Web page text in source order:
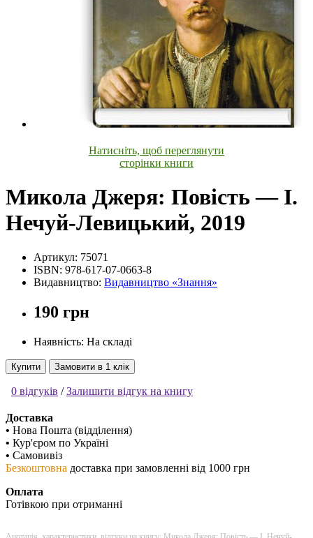
Натисніть, щоб переглянути
сторінки книги
Микола Джеря: Повість — І.
Нечуй-Левицький, 2019
Артикул: 75071
ISBN: 978-617-07-0663-8
Видавництво: Видавництво «Знання»
190 грн
Наявність: На складі
Купити Замовити в 1 клік
0 відгуків /Залишити відгук на книгу
Доставка
• Нова Пошта (відділення)
• Кур'єром по Україні
• Самовивіз
Безкоштовна доставка при замовленні від 1000 грн
Оплата
Готівкою при отриманні